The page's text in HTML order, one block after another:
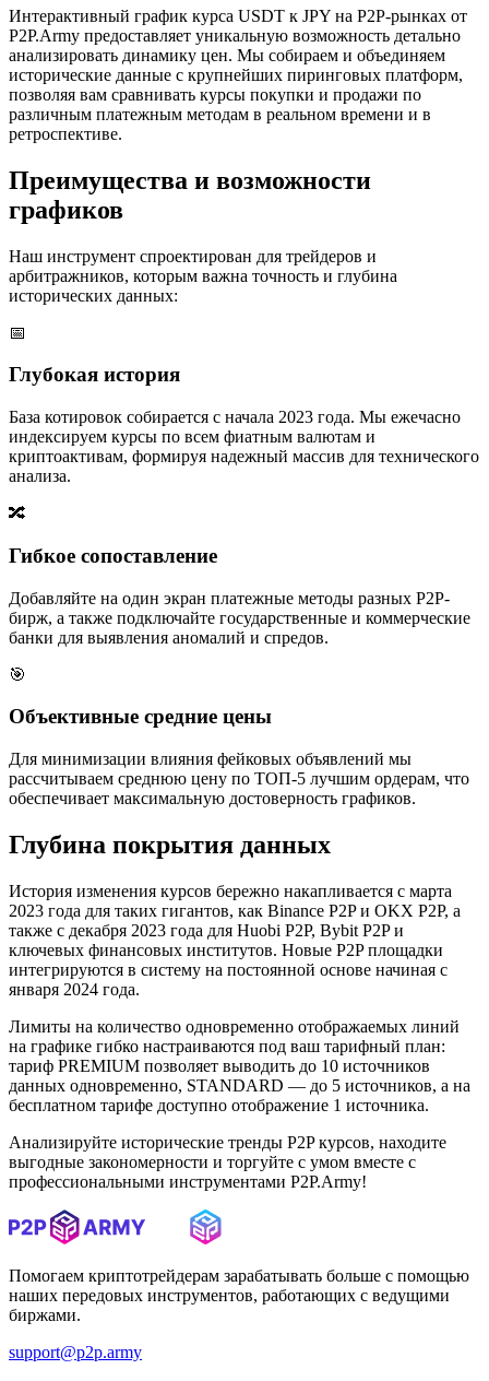
Интерактивный график курса USDT к JPY на P2P-рынках от
P2P.Army предоставляет уникальную возможность детально
анализировать динамику цен. Мы собираем и объединяем
исторические данные с крупнейших пиринговых платформ,
позволяя вам сравнивать курсы покупки и продажи по
различным платежным методам в реальном времени и в
ретроспективе.
Преимущества и возможности
графиков
Наш инструмент спроектирован для трейдеров и
арбитражников, которым важна точность и глубина
исторических данных:
📅
Глубокая история
База котировок собирается с начала 2023 года. Мы ежечасно
индексируем курсы по всем фиатным валютам и
криптоактивам, формируя надежный массив для технического
анализа.
🔀
Гибкое сопоставление
Добавляйте на один экран платежные методы разных P2P-
бирж, а также подключайте государственные и коммерческие
банки для выявления аномалий и спредов.
🎯
Объективные средние цены
Для минимизации влияния фейковых объявлений мы
рассчитываем среднюю цену по ТОП-5 лучшим ордерам, что
обеспечивает максимальную достоверность графиков.
Глубина покрытия данных
История изменения курсов бережно накапливается с марта
2023 года для таких гигантов, как Binance P2P и OKX P2P, а
также с декабря 2023 года для Huobi P2P, Bybit P2P и
ключевых финансовых институтов. Новые P2P площадки
интегрируются в систему на постоянной основе начиная с
января 2024 года.
Лимиты на количество одновременно отображаемых линий
на графике гибко настраиваются под ваш тарифный план:
тариф PREMIUM позволяет выводить до 10 источников
данных одновременно, STANDARD — до 5 источников, а на
бесплатном тарифе доступно отображение 1 источника.
Анализируйте исторические тренды P2P курсов, находите
выгодные закономерности и торгуйте с умом вместе с
профессиональными инструментами P2P.Army!
Помогаем криптотрейдерам зарабатывать больше с помощью
наших передовых инструментов, работающих с ведущими
биржами.
support@p2p.army